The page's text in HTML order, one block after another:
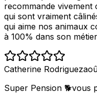
recommande vivement
qui sont vraiment
qui aime nos animaux
à 100% dans son métier
Catherine Rodriguez
Super Pension 🐕vous